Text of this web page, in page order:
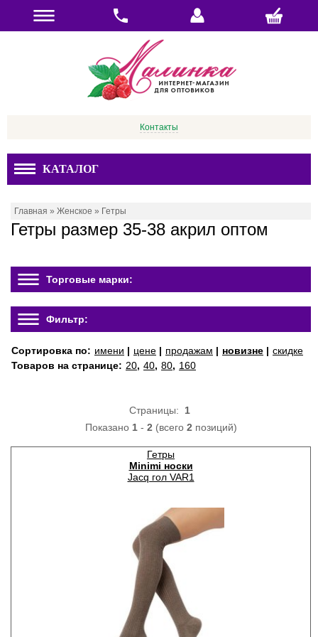
Контакты
КАТАЛОГ
Главная » Женское » Гетры
Гетры размер 35-38 акрил оптом
Торговые марки:
Фильтр:
Сортировка по: имени | цене | продажам | новизне | скидке
Товаров на странице: 20, 40, 80, 160
Страницы: 1
Показано 1- 2 (всего 2 позиций)
Гетры
Minimi носки
Jacq гол VAR1